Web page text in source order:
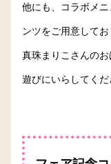
他にも、コラボメ
ンツをご用意してお
真珠まりこさんのお
遊びにいらしてくだ